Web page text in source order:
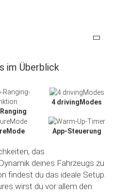
im Überblick
4 drivingModes
App-Steuerung
das
deines Fahrzeugs zu
findest du das ideale Setup.
wirst du vor allem den